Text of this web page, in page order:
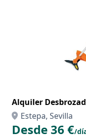
Alquiler
Estepa, Sevilla
Desde 36 €/